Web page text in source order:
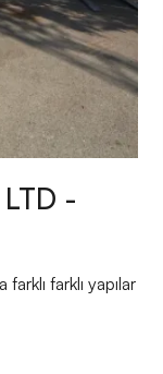
-
farklı yapılar